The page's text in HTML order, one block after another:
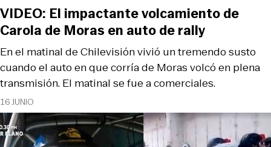
16 JUNIO
En el matinal de Chilevisión vivió un tremendo susto
cuando el auto en que corría de Moras volcó en plena
transmisión. El matinal se fue a comerciales.
VIDEO: El impactante volcamiento de
Carola de Moras en auto de rally